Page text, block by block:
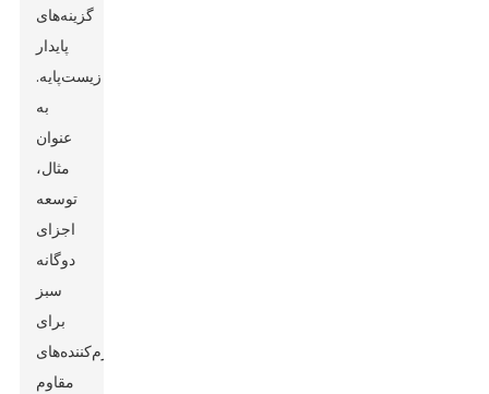
گزینه‌های
پایدار
زیست‌پایه.
به
عنوان
مثال،
توسعه
اجزای
دوگانه
سبز
برای
نرم‌کننده‌های
مقاوم